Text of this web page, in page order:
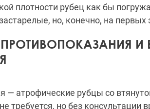
плотности рубец как бы
но, конечно, на первых
И
— атрофические рубцы со
требуется, но без консультации